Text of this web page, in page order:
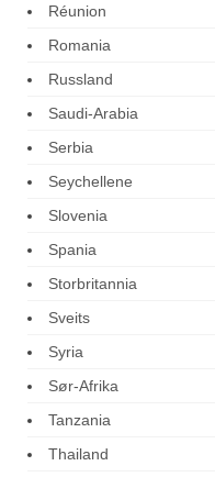
Réunion
Romania
Russland
Saudi-Arabia
Serbia
Seychellene
Slovenia
Spania
Storbritannia
Sveits
Syria
Sør-Afrika
Tanzania
Thailand